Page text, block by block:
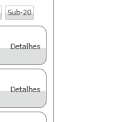
Sub-20
Detalhes
Detalhes